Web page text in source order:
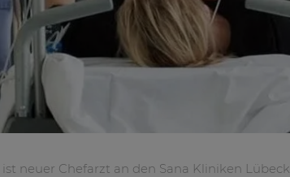
neuer Chefarzt an den Sana Kliniken Lübeck